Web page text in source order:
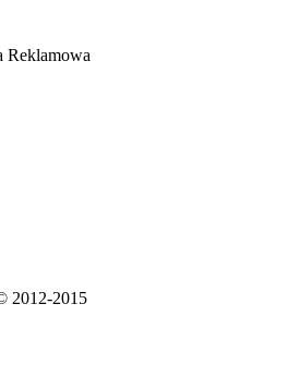
Reklamowa
2012-2015